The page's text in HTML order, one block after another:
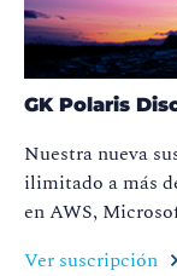
GK Polaris
Nuestra nueva
ilimitado a más
en AWS,
Ver suscripción